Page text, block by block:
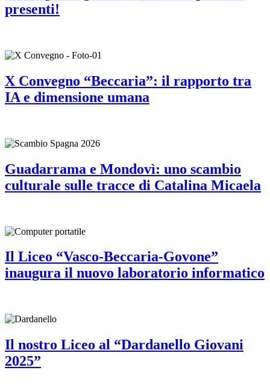
presenti!
X Convegno “Beccaria”: il rapporto tra
IA e dimensione umana
Guadarrama e Mondovì: uno scambio
culturale sulle tracce di Catalina Micaela
Il Liceo “Vasco-Beccaria-Govone”
inaugura il nuovo laboratorio informatico
Il nostro Liceo al “Dardanello Giovani
2025”